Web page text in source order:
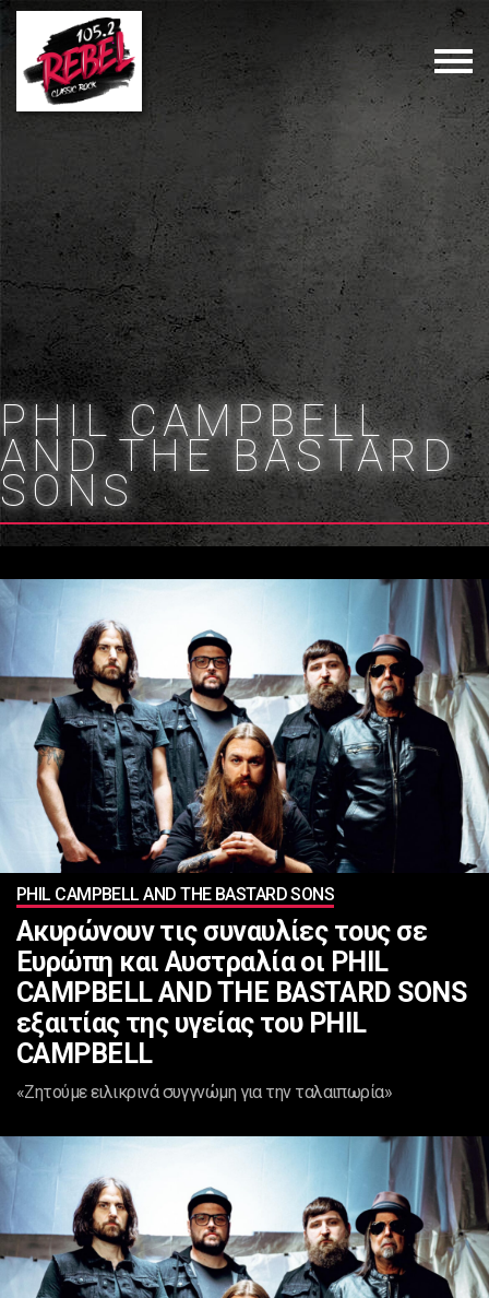
PHIL CAMPBELL
AND THE BASTARD
SONS
PHIL CAMPBELL AND THE BASTARD SONS
Ακυρώνουν τις συναυλίες τους σε
Ευρώπη και Αυστραλία οι PHIL
CAMPBELL AND THE BASTARD SONS
εξαιτίας της υγείας του PHIL
CAMPBELL
«Ζητούμε ειλικρινά συγγνώμη για την ταλαιπωρία»